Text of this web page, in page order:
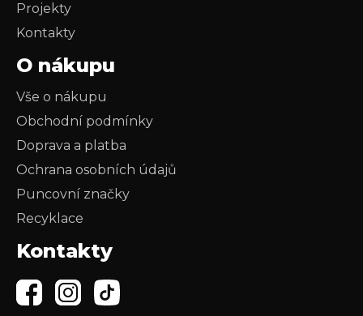
Projekty
Kontakty
O nákupu
Vše o nákupu
Obchodní podmínky
Doprava a platba
Ochrana osobních údajů
Puncovní značky
Recyklace
Kontakty